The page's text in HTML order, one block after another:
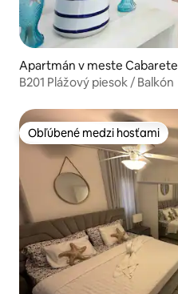
Apartmán v meste Cabarete
B201 Plážový piesok / Balkón
Obľúbené medzi hosťami
Obľúbené medzi hosťami